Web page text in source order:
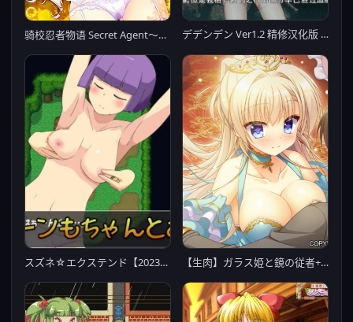
骑校忍者物语 Secret Agent〜騎士学園の忍びなるもの〜 【PC0818】 デデンデン Ver1.2 精修汉化版 【PC0818】
スズネ☆エクステンド【20230315】 【生肉】ガラス姫と鏡の従者+特典